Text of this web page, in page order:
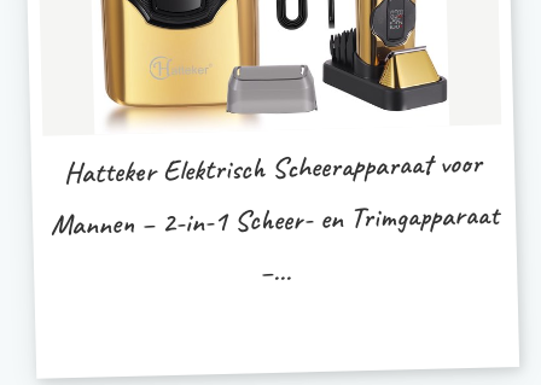
Hatteker Elektrisch Scheerapparaat voor
Mannen – 2-in-1 Scheer- en Trimgapparaat
–...